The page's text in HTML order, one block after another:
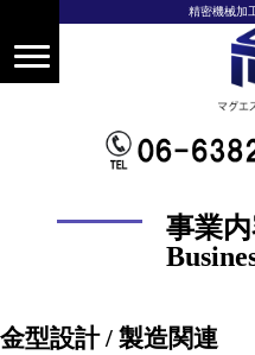
精密機械加
事業
金型設計 / 製造関連